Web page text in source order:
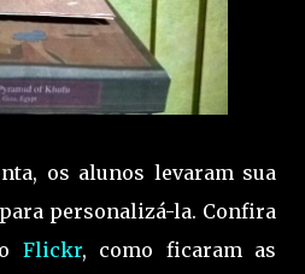
os alunos levaram sua
personalizá-la. Confira
Flickr, como ficaram as